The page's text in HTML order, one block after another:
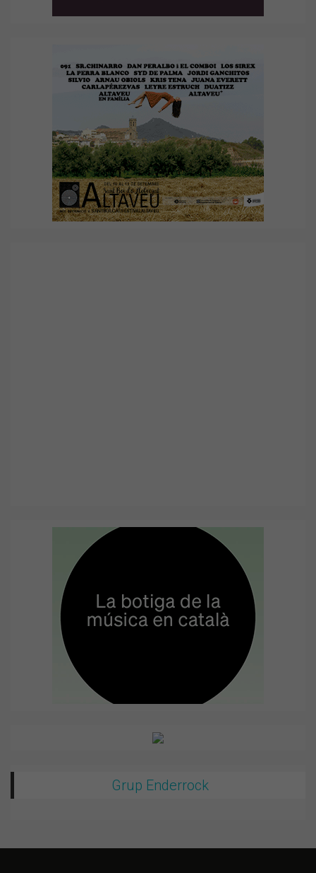
Grup Enderrock